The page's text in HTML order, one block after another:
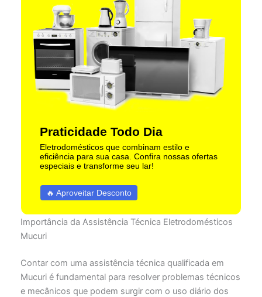
Praticidade Todo Dia
Eletrodomésticos que combinam estilo e
eficiência para sua casa. Confira nossas ofertas
especiais e transforme seu lar!
🔥 Aproveitar Desconto
Importância da Assistência Técnica Eletrodomésticos
Mucuri
Contar com uma assistência técnica qualificada em
Mucuri é fundamental para resolver problemas técnicos
e mecânicos que podem surgir com o uso diário dos